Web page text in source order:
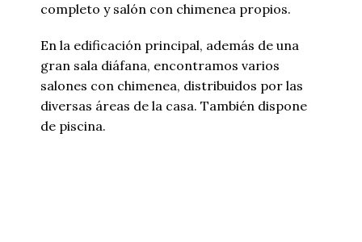
completo y salón con chimenea propios.
En la edificación principal, además de una
gran sala diáfana, encontramos varios
salones con chimenea, distribuidos por las
diversas áreas de la casa. También dispone
de piscina.